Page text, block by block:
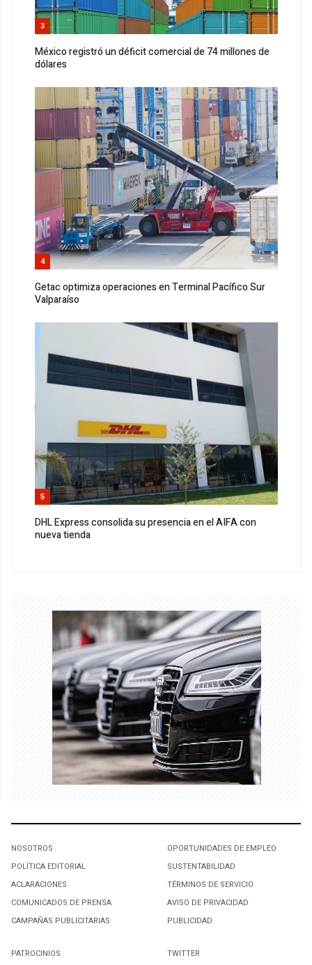
3
México registró un déficit comercial de 74 millones de
dólares
4
Getac optimiza operaciones en Terminal Pacífico Sur
Valparaíso
5
DHL Express consolida su presencia en el AIFA con
nueva tienda
NOSOTROS
POLÍTICA EDITORIAL
ACLARACIONES
COMUNICADOS DE PRENSA
CAMPAÑAS PUBLICITARIAS
OPORTUNIDADES DE EMPLEO
SUSTENTABILIDAD
TÉRMINOS DE SERVICIO
AVISO DE PRIVACIDAD
PUBLICIDAD
PATROCINIOS TWITTER